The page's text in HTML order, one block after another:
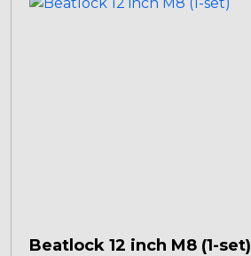
Beatlock 12 inch M8 (1-set)